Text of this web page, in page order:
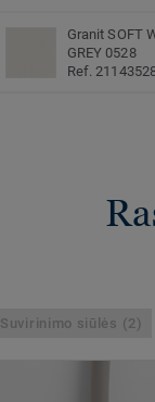
Granit SOFT
GREY 0528
Ref.
Suvirinimo siūlės (2)